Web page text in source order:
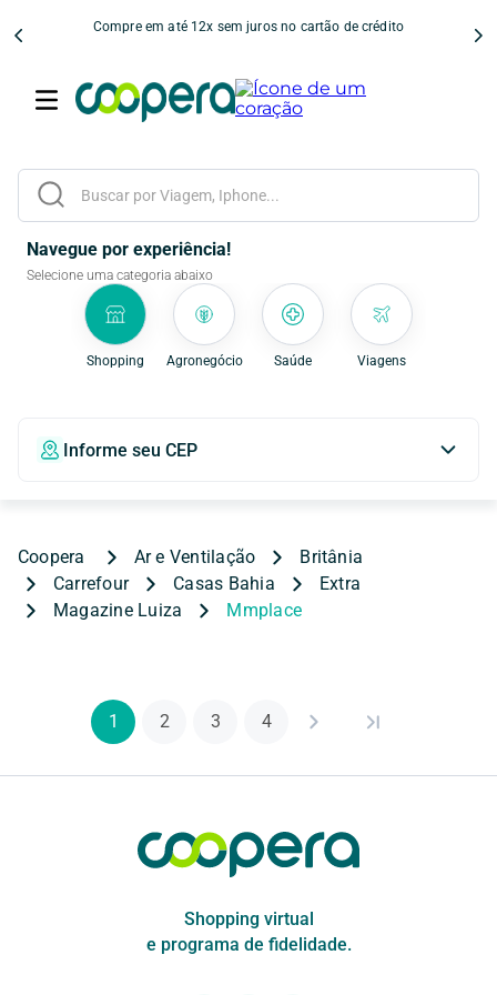
Compre em até 12x sem juros no cartão de crédito
Buscar por Viagem, Iphone...
Navegue por experiência!
Selecione uma categoria abaixo
Shopping Agronegócio Saúde Viagens
Informe seu CEP
Ar e Ventilação
Britânia
Carrefour
Casas Bahia
Extra
Magazine Luiza
Mmplace
1 2 3 4
Shopping virtual
e programa de fidelidade.